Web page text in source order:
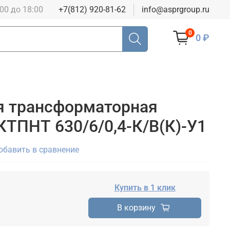
до 18:00 +7(812) 920-81-62 info@asprgroup.ru
0 0 ₽
трансформаторная
630/6/0,4-К/В(К)-У1
в сравнение
Купить в 1 клик
В корзину